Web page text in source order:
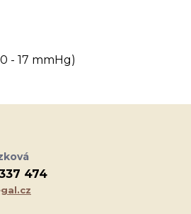
- 17 mmHg)
474